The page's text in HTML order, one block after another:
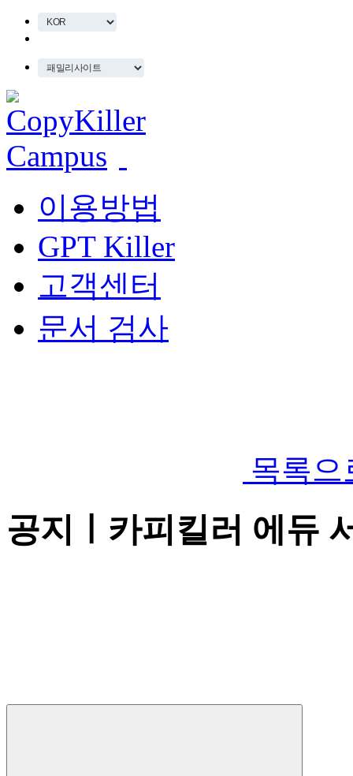
이용방법
GPT Killer
고객센터
문서 검사
목록으
공지ㅣ카피킬러 에듀